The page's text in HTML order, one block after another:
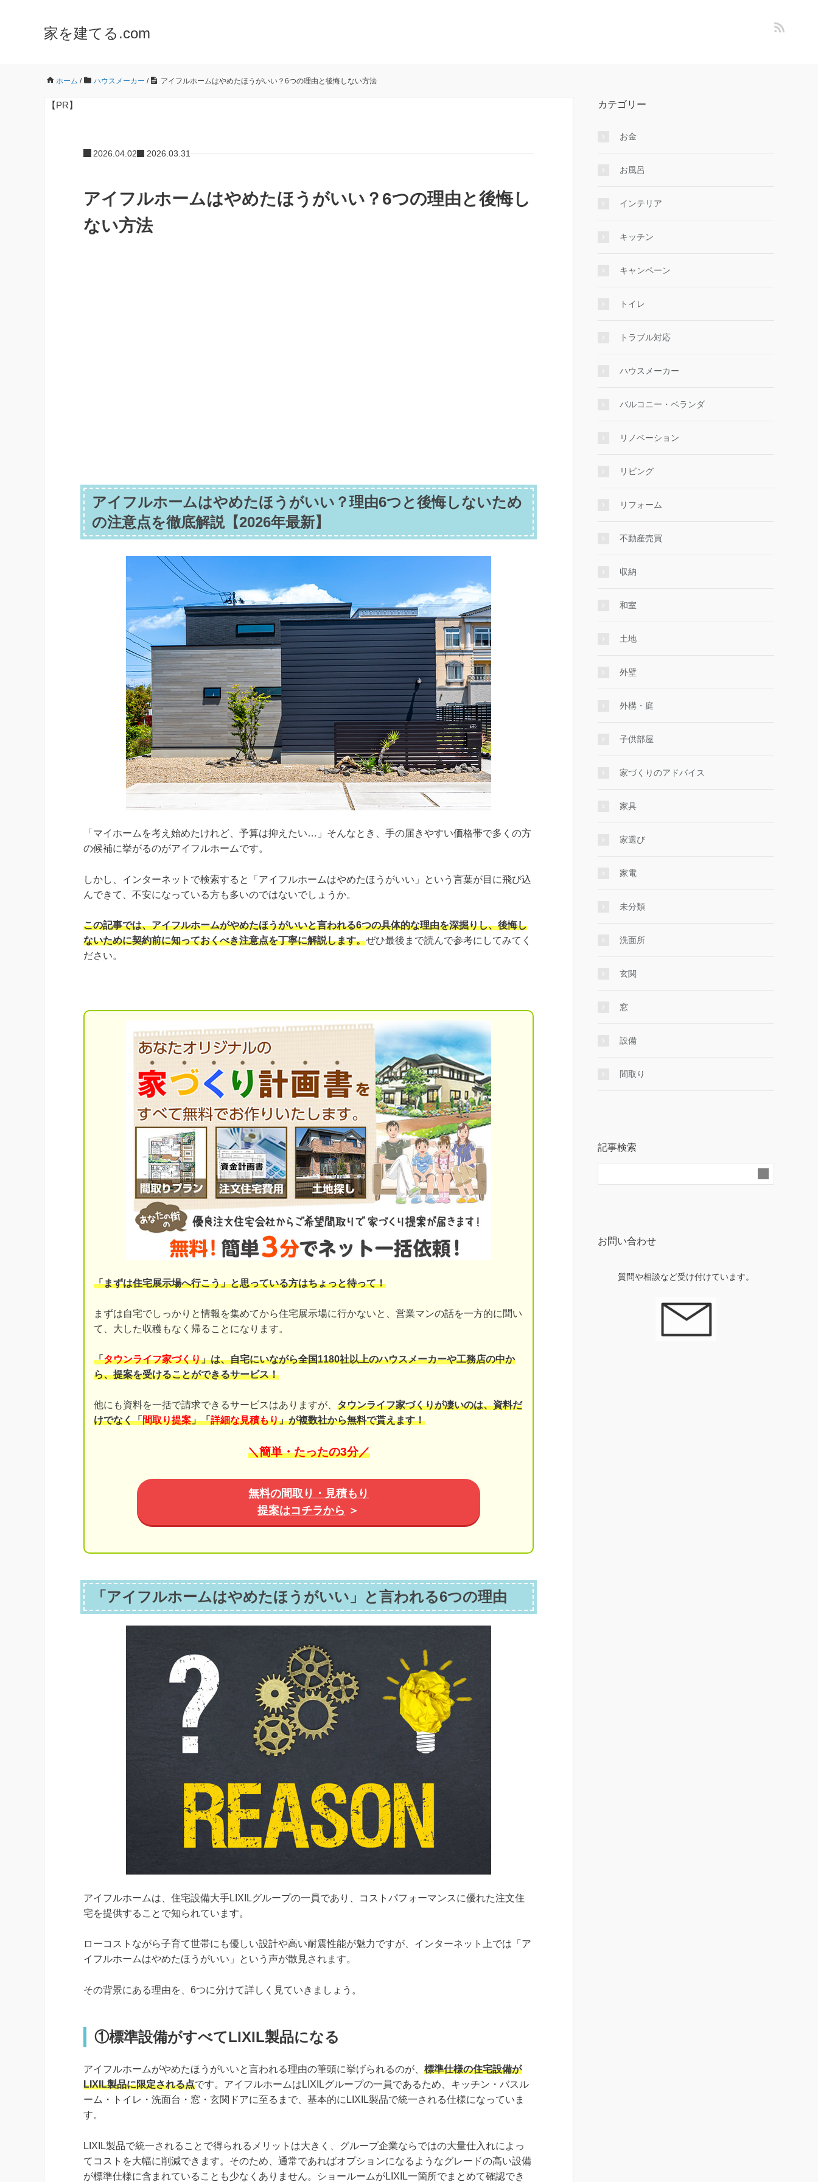
家を建てる.com
ホーム / ハウスメーカー / アイフルホームはやめたほうがいい？6つの理由と後悔しない方法
【PR】
2026.04.02 2026.03.31
アイフルホームはやめたほうがいい？6つの理由と後悔し
ない方法
アイフルホームはやめたほうがいい？理由6つと後悔しないため
の注意点を徹底解説【2026年最新】
「マイホームを考え始めたけれど、予算は抑えたい…」そんなとき、手の届きやすい価格帯で多くの方
の候補に挙がるのがアイフルホームです。
しかし、インターネットで検索すると「アイフルホームはやめたほうがいい」という言葉が目に飛び込
んできて、不安になっている方も多いのではないでしょうか。
この記事では、アイフルホームがやめたほうがいいと言われる6つの具体的な理由を深掘りし、後悔し
ないために契約前に知っておくべき注意点を丁寧に解説します。ぜひ最後まで読んで参考にしてみてく
ださい。
「まずは住宅展示場へ行こう」と思っている方はちょっと待って！
まずは自宅でしっかりと情報を集めてから住宅展示場に行かないと、営業マンの話を一方的に聞い
て、大した収穫もなく帰ることになります。
「タウンライフ家づくり」は、自宅にいながら全国1180社以上のハウスメーカーや工務店の中か
ら、提案を受けることができるサービス！
他にも資料を一括で請求できるサービスはありますが、 タウンライフ家づくりが凄いのは、資料だ
けでなく「間取り提案」「詳細な見積もり」が複数社から無料で貰えます！
＼簡単・たったの3分／
無料の間取り・見積もり
提案はコチラから ＞
「アイフルホームはやめたほうがいい」と言われる6つの理由
アイフルホームは、住宅設備大手LIXILグループの一員であり、コストパフォーマンスに優れた注文住
宅を提供することで知られています。
ローコストながら子育て世帯にも優しい設計や高い耐震性能が魅力ですが、インターネット上では「ア
イフルホームはやめたほうがいい」という声が散見されます。
その背景にある理由を、6つに分けて詳しく見ていきましょう。
①標準設備がすべてLIXIL製品になる
アイフルホームがやめたほうがいいと言われる理由の筆頭に挙げられるのが、 標準仕様の住宅設備が
LIXIL製品に限定される点です。アイフルホームはLIXILグループの一員であるため、キッチン・バスル
ーム・トイレ・洗面台・窓・玄関ドアに至るまで、基本的にLIXIL製品で統一される仕様になっていま
す。
LIXIL製品で統一されることで得られるメリットは大きく、グループ企業ならではの大量仕入れによっ
てコストを大幅に削減できます。そのため、通常であればオプションになるようなグレードの高い設備
が標準仕様に含まれていることも少なくありません。ショールームがLIXIL一箇所でまとめて確認でき
カテゴリー
お金
お風呂
インテリア
キッチン
キャンペーン
トイレ
トラブル対応
ハウスメーカー
バルコニー・ベランダ
リノベーション
リビング
リフォーム
不動産売買
収納
和室
土地
外壁
外構・庭
子供部屋
家づくりのアドバイス
家具
家選び
家電
未分類
洗面所
玄関
窓
設備
間取り
記事検索
お問い合わせ
質問や相談など受け付けています。